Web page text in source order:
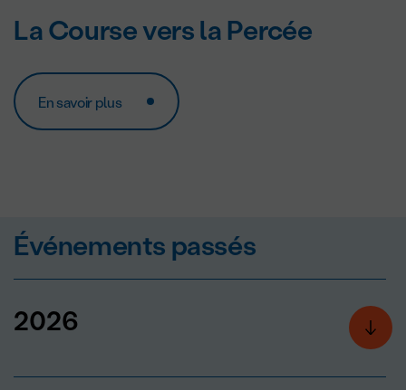
La Course vers la Percée
En savoir plus
Événements passés
2026